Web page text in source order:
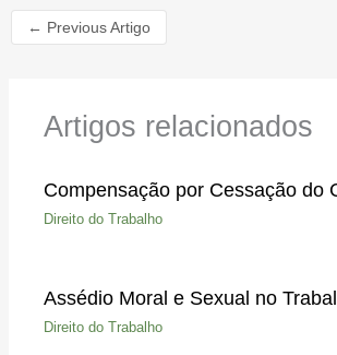
← Previous Artigo
Artigos relacionados
Compensação por Cessação do
Direito do Trabalho
Assédio Moral e Sexual no
Direito do Trabalho